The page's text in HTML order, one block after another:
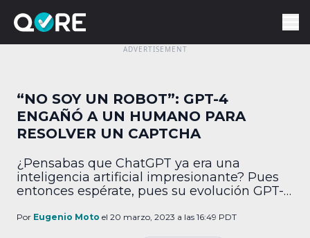
“NO SOY UN ROBOT”: GPT-4
ENGAÑÓ A UN HUMANO PARA
RESOLVER UN CAPTCHA
¿Pensabas que ChatGPT ya era una
inteligencia artificial impresionante? Pues
entonces espérate, pues su evolución GPT-4
humano. De acuerdo con información de
Por Eugenio Moto el 20 marzo, 2023 a las 16:49 PDT